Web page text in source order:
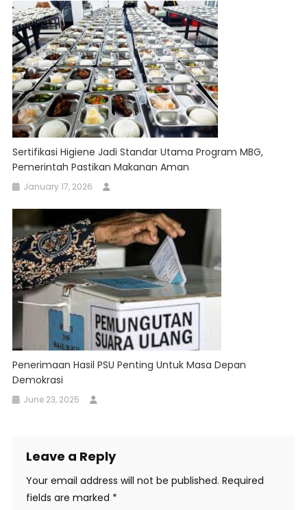
Sertifikasi Higiene Jadi Standar Utama Program MBG,
Pemerintah Pastikan Makanan Aman
January 17, 2026
Penerimaan Hasil PSU Penting Untuk Masa Depan
Demokrasi
June 23, 2025
Leave a Reply
Your email address will not be published. Required
fields are marked *